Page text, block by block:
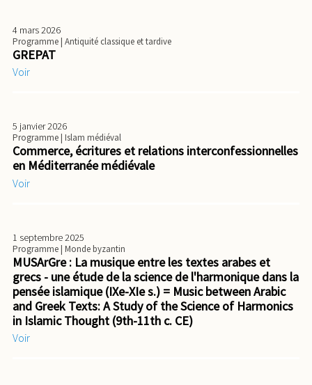
4 mars 2026
Programme| Antiquité classique et tardive
GREPAT
Voir
5 janvier 2026
Programme| Islam médiéval
Commerce, écritures et relations interconfessionnelles
en Méditerranée médiévale
Voir
1 septembre 2025
Programme| Monde byzantin
MUSArGre : La musique entre les textes arabes et
grecs - une étude de la science de l'harmonique dans la
pensée islamique (IXe-XIe s.) = Music between Arabic
and Greek Texts: A Study of the Science of Harmonics
in Islamic Thought (9th-11th c. CE)
Voir